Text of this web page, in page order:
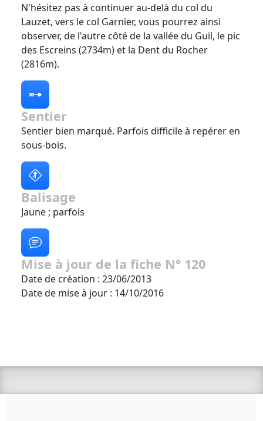
N'hésitez pas à continuer au-delà du col du
Lauzet, vers le col Garnier, vous pourrez ainsi
observer, de l'autre côté de la vallée du Guil, le pic
des Escreins (2734m) et la Dent du Rocher
(2816m).
Sentier
Sentier bien marqué. Parfois difficile à repérer en
sous-bois.
Balisage
Jaune ; parfois
Mise à jour de la fiche N° 120
Date de création : 23/06/2013
Date de mise à jour : 14/10/2016